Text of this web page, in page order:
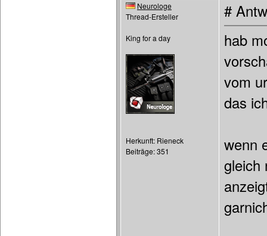
Neurologe
Thread-Ersteller
King for a day
Herkunft: Rieneck
Beiträge: 351
#
hab
vom
das
wenn
gleich